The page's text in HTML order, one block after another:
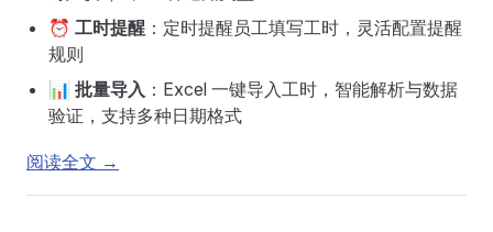
⏰ 工时提醒 ：定时提醒员工填写工时，灵活配置提醒
规则
📊 批量导入 ：Excel 一键导入工时，智能解析与数据
验证，支持多种日期格式
阅读全文 →